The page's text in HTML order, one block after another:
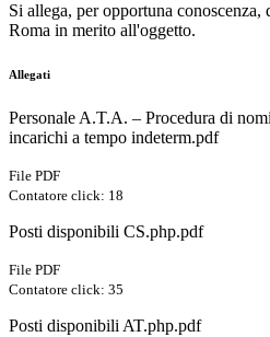
Si allega, per opportuna
Roma in merito all'oggetto.
Allegati
Personale A.T.A. – Procedura di
incarichi a tempo indeterm.pdf
File PDF
Contatore click: 18
Posti disponibili CS.php.pdf
File PDF
Contatore click: 35
Posti disponibili AT.php.pdf